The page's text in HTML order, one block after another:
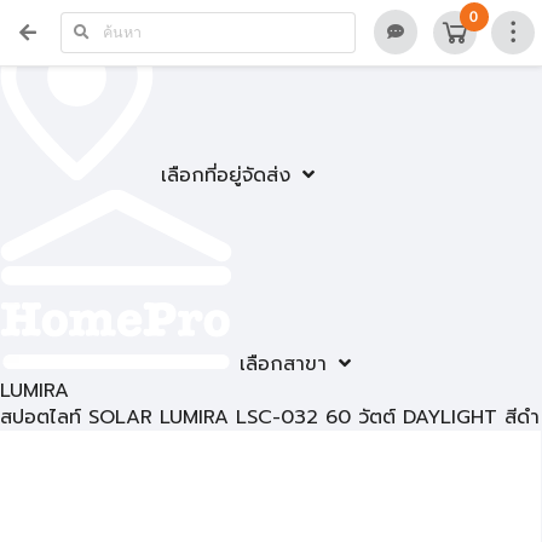
เลือกที่อยู่จัดส่ง
เลือกสาขา
0
LUMIRA
สปอตไลท์ SOLAR LUMIRA LSC-032 60 วัตต์ DAYLIGHT สีดำ